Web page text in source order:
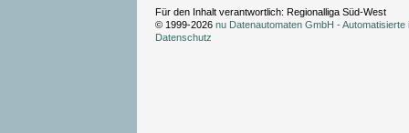
Für den Inhalt verantwortlich: Regionalliga Süd-West
© 1999-2026 nu Datenautomaten GmbH -
Datenschutz